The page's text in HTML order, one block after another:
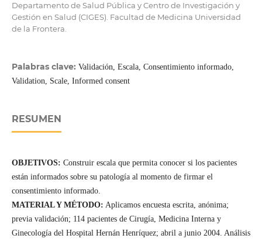
Departamento de Salud Pública y Centro de Investigación y
Gestión en Salud (CIGES). Facultad de Medicina Universidad
de la Frontera.
Palabras clave: Validación, Escala, Consentimiento informado,
Validation, Scale, Informed consent
RESUMEN
OBJETIVOS: Construir escala que permita conocer si los pacientes
están informados sobre su patología al momento de firmar el
consentimiento informado.
MATERIAL Y MÉTODO: Aplicamos encuesta escrita, anónima;
previa validación; 114 pacientes de Cirugía, Medicina Interna y
Ginecología del Hospital Hernán Henríquez; abril a junio 2004. Análisis